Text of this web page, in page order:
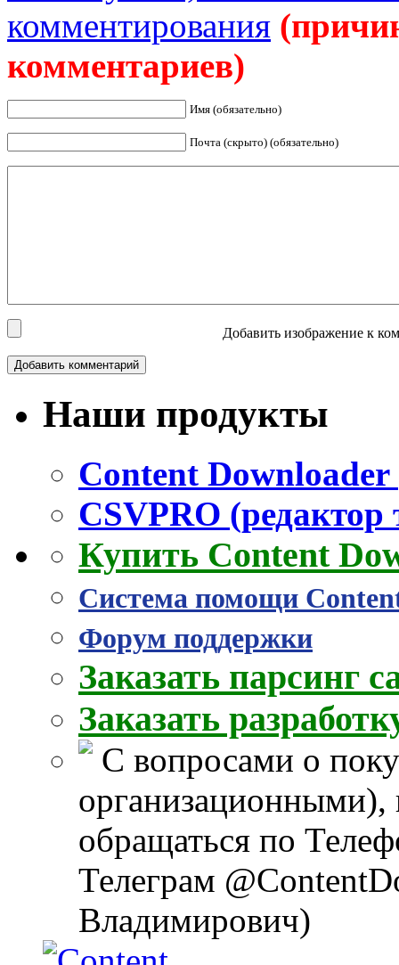
комментирования
комментариев)
Имя (обязательно)
Почта (скрыто) (обязательно)
Добавить изображение к
Наши продукты
Content Downloader
CSVPRO (редактор
Купить Content
Система помощи
Форум поддержки
Заказать парсинг
Заказать
С вопросами о
обращаться по
Телеграм
Владимирович)